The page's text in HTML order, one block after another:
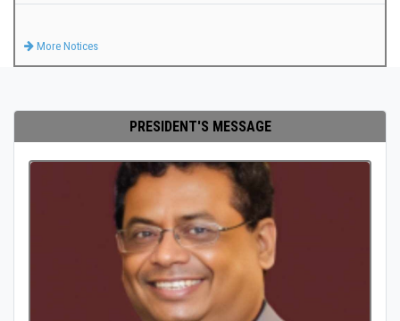
More Notices
PRESIDENT'S MESSAGE